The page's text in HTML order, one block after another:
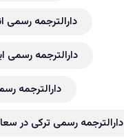
دارالترجمه رسمی
دارالترجمه رسمی
دارالترجمه
دارالترجمه رسمی ترکی در